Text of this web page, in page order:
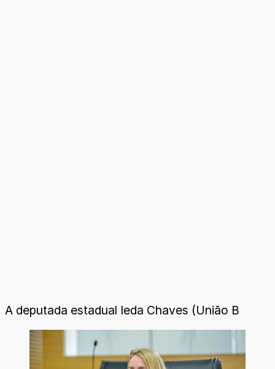
A deputada estadual Ieda Chaves (União B